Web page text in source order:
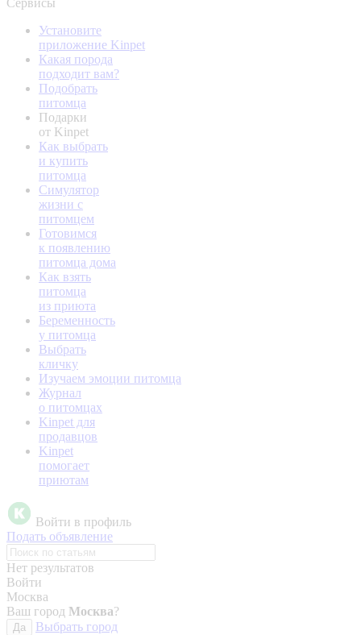
Сервисы
Установите
приложение Kinpet
Какая порода
подходит вам?
Подобрать
питомца
Подарки
от Kinpet
Как выбрать
и купить
питомца
Симулятор
жизни с
питомцем
Готовимся
к появлению
питомца дома
Как взять
питомца
из приюта
Беременность
у питомца
Выбрать
кличку
Изучаем эмоции питомца
Журнал
о питомцах
Kinpet для
продавцов
Kinpet
помогает
приютам
Войти в профиль
Подать объявление
Нет результатов
Войти
Москва
Ваш город Москва?
Да
Выбрать город